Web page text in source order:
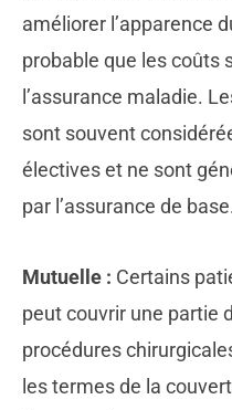
améliorer l’apparence
probable que les coûts
l’assurance maladie.
sont souvent
électives et ne sont
par l’assurance de base.
Mutuelle : Certains
peut couvrir une partie
procédures
les termes de la